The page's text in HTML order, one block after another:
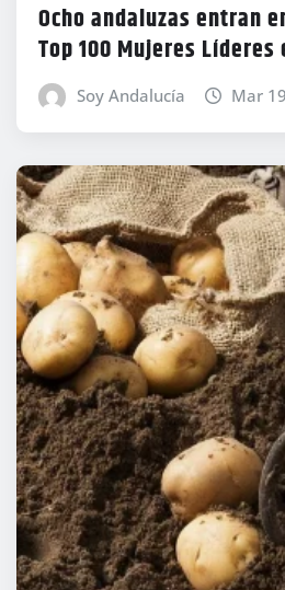
Ocho andaluzas entran
Top 100 Mujeres Líderes
Soy Andalucía Mar